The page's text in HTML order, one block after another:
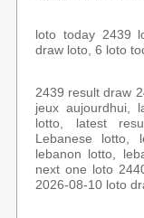
loto today 2439
draw loto, 6 loto
2439 result draw
jeux aujourdhui,
lotto, latest
Lebanese lotto,
lebanon lotto,
next one loto
2026-08-10 loto